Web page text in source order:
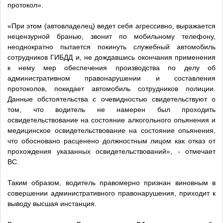
протокол».
«При этом (автовладелец) ведет себя агрессивно, выражается
нецензурной бранью, звонит по мобильному телефону,
неоднократно пытается покинуть служебный автомобиль
сотрудников ГИБДД и, не дождавшись окончания применения
к нему мер обеспечения производства по делу об
административном правонарушении и составления
протоколов, покидает автомобиль сотрудников полиции.
Данные обстоятельства с очевидностью свидетельствуют о
том, что водитель не намерен был проходить
освидетельствование на состояние алкогольного опьянения и
медицинское освидетельствование на состояние опьянения,
что обосновано расценено должностным лицом как отказ от
прохождения указанных освидетельствований», - отмечает
ВС.
Таким образом, водитель правомерно признан виновным в
совершении административного правонарушения, приходит к
выводу высшая инстанция.